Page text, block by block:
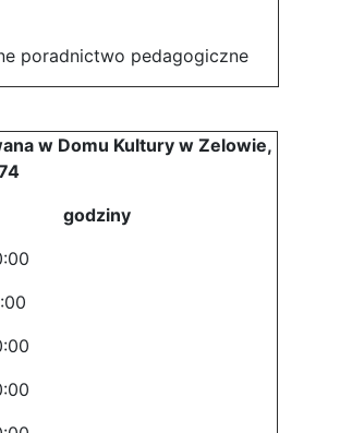
poradnictwo pedagogiczne
w Domu Kultury w Zelowie,
godziny